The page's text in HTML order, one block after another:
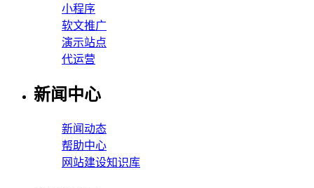
小程序
软文推广
演示站点
代运营
新闻中心
新闻动态
帮助中心
网站建设知识库